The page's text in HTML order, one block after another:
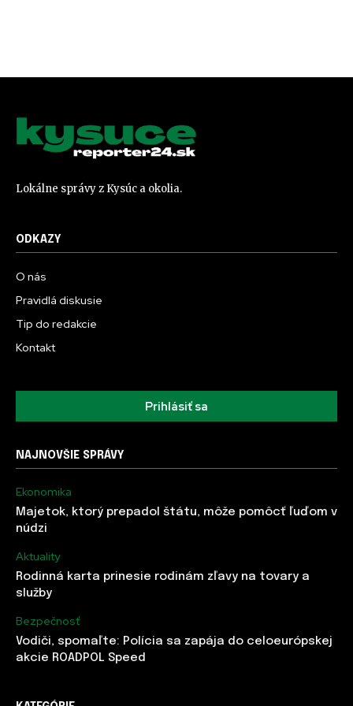
Lokálne správy z Kysúc a okolia.
ODKAZY
O nás
Pravidlá diskusie
Tip do redakcie
Kontakt
Prihlásiť sa
NAJNOVŠIE SPRÁVY
Ekonomika
Majetok, ktorý prepadol štátu, môže pomôcť ľuďom v
núdzi
Aktuality
Rodinná karta prinesie rodinám zľavy na tovary a
služby
Bezpečnosť
Vodiči, spomaľte: Polícia sa zapája do celoeurópskej
akcie ROADPOL Speed